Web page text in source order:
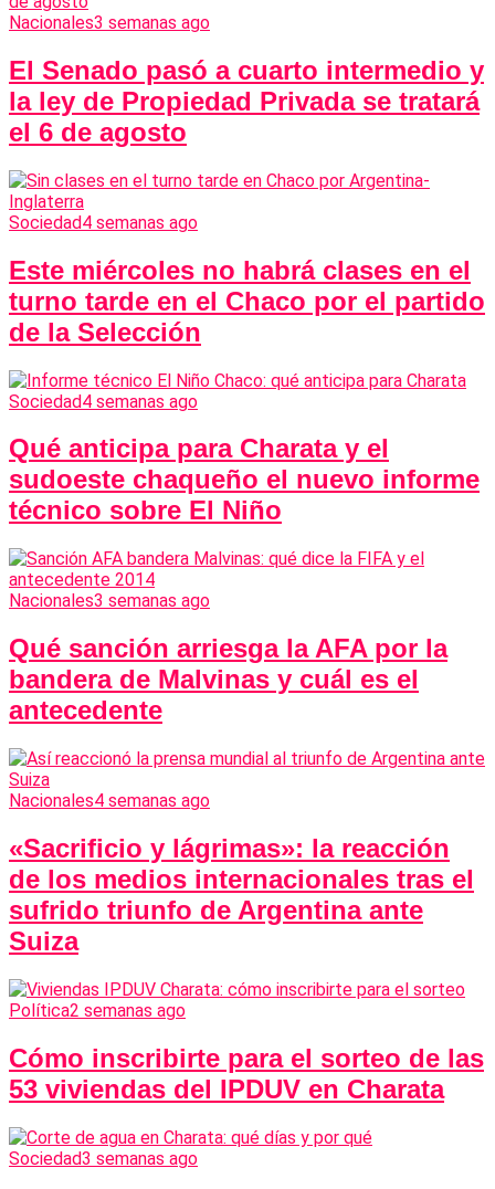
Nacionales3 semanas ago
El Senado pasó a cuarto intermedio y
la ley de Propiedad Privada se tratará
el 6 de agosto
Sociedad4 semanas ago
Este miércoles no habrá clases en el
turno tarde en el Chaco por el partido
de la Selección
Sociedad4 semanas ago
Qué anticipa para Charata y el
sudoeste chaqueño el nuevo informe
técnico sobre El Niño
Nacionales3 semanas ago
Qué sanción arriesga la AFA por la
bandera de Malvinas y cuál es el
antecedente
Nacionales4 semanas ago
«Sacrificio y lágrimas»: la reacción
de los medios internacionales tras el
sufrido triunfo de Argentina ante
Suiza
Política2 semanas ago
Cómo inscribirte para el sorteo de las
53 viviendas del IPDUV en Charata
Sociedad3 semanas ago